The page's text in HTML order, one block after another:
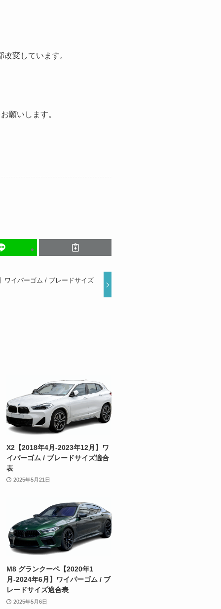
変しています。
願いします。
ワイパーゴム / ブレードサイズ
X2【2018年4月-2023年12月】ワ
イパーゴム / ブレードサイズ適合
表
2025年5月21日
M8 グランクーペ【2020年1
月-2024年6月】ワイパーゴム / ブ
レードサイズ適合表
2025年5月6日